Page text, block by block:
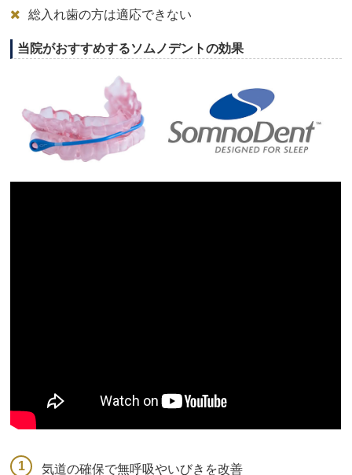
総入れ歯の方は適応できない
当院がおすすめするソムノデントの効果
気道の確保で無呼吸やいびきを改善